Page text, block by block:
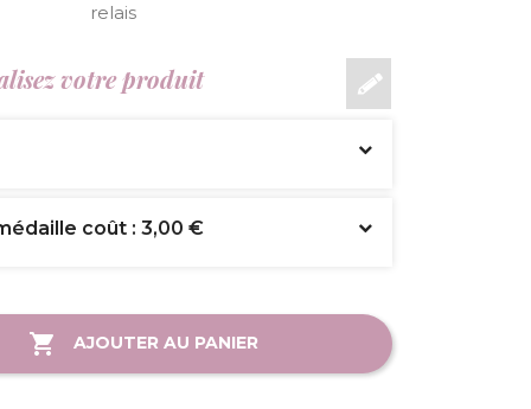
relais
votre produit
coût : 3,00 €
AJOUTER AU PANIER